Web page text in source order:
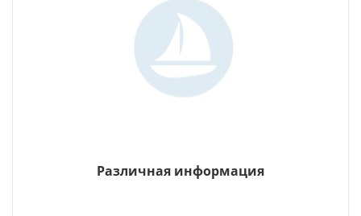
Различная информация